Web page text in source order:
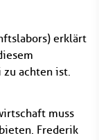
erklärt
zu achten ist.
muss
Frederik